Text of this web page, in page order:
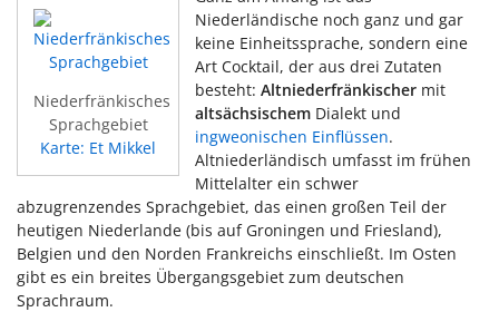
Niederfränkisches
Sprachgebiet
Karte: Et Mikkel
Niederländische noch ganz und gar
keine Einheitssprache, sondern eine
Art Cocktail, der aus drei Zutaten
besteht:Altniederfränkischer mit
altsächsischem Dialekt und
ingweonischen Einflüssen.
Altniederländisch umfasst im frühen
Mittelalter ein schwer
abzugrenzendes Sprachgebiet, das einen großen Teil der
heutigen Niederlande (bis auf Groningen und Friesland),
Belgien und den Norden Frankreichs einschließt. Im Osten
gibt es ein breites Übergangsgebiet zum deutschen
Sprachraum.